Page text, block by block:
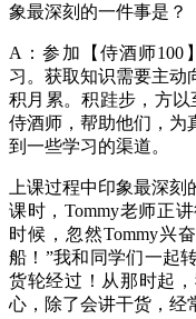
象最深刻的一件事是？
A：参加【侍酒师100
习。获取知识需要主动
积月累。积跬步，方
侍酒师，帮助他们，为
到一些学习的渠道。
上课过程中印象最深
课时，Tommy老师正
时候，忽然Tommy兴
船！”我和同学们一起
货轮经过！从那时起
心，除了会讲干货，经